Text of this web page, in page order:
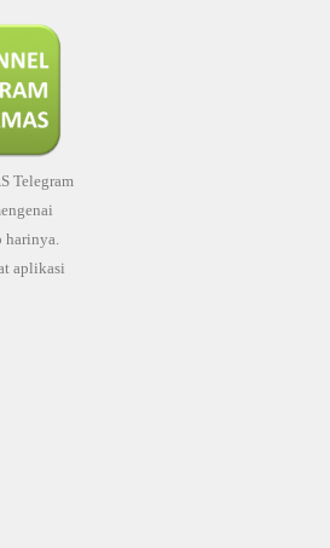
Telegram
aplikasi